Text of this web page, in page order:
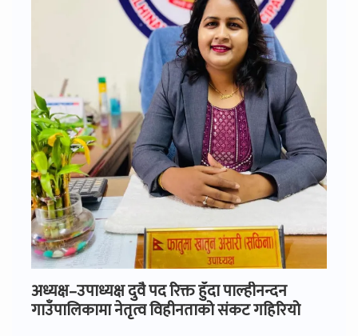
अध्यक्ष–उपाध्यक्ष दुवै पद रिक्त हुँदा पाल्हीनन्दन
गाउँपालिकामा नेतृत्व विहीनताको संकट गहिरियो